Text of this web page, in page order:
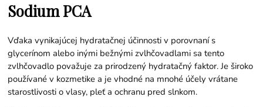
Sodium PCA
Vďaka vynikajúcej hydratačnej účinnosti v porovnaní s
glycerínom alebo inými bežnými zvlhčovadlami sa tento
zvlhčovadlo považuje za prirodzený hydratačný faktor. Je široko
používané v kozmetike a je vhodné na mnohé účely vrátane
starostlivosti o vlasy, pleť a ochranu pred slnkom.